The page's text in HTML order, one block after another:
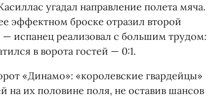
угадал направление полета мяча.
эффектном броске отразил второй
испанец реализовал с большим трудом:
в ворота гостей — 0:1.
«Динамо»: «королевские гвардейцы»
на их половине поля, не оставив шансов